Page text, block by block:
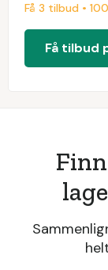
Få 3 tilbud •
Få tilbud